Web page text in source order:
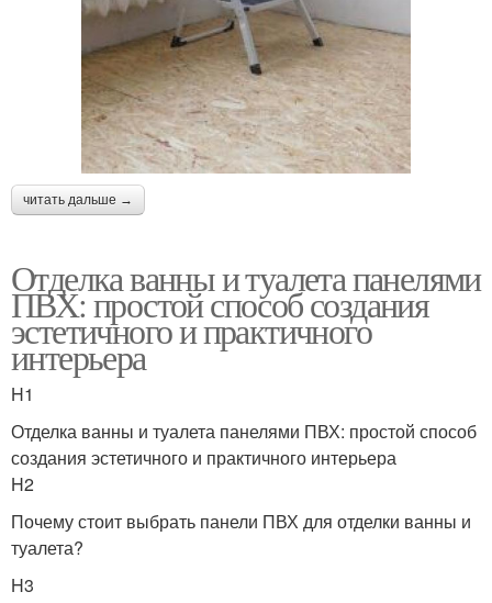
читать дальше →
Отделка ванны и туалета панелями
ПВХ: простой способ создания
эстетичного и практичного
интерьера
H1
Отделка ванны и туалета панелями ПВХ: простой способ
создания эстетичного и практичного интерьера
H2
Почему стоит выбрать панели ПВХ для отделки ванны и
туалета?
H3